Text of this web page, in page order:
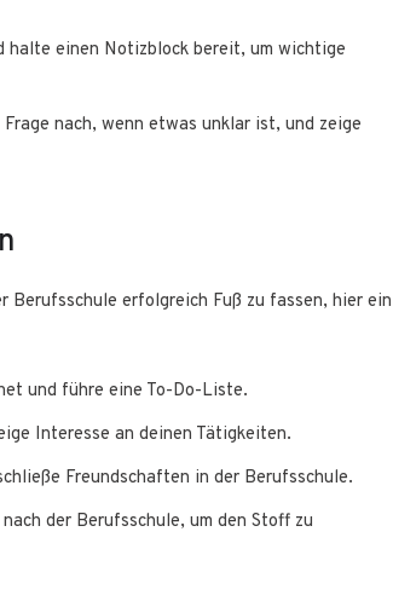
einen Notizblock bereit, um wichtige
nach, wenn etwas unklar ist, und zeige
Berufsschule erfolgreich Fuß zu fassen, hier ein
und führe eine To-Do-Liste.
Interesse an deinen Tätigkeiten.
Freundschaften in der Berufsschule.
der Berufsschule, um den Stoff zu